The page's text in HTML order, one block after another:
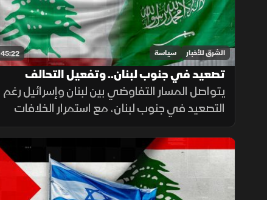
45:22 الشرق للأخبار سياسة
تصعيد في جنوب لبنان.. وتفعيل التحالف
البحري في السعودية
يتواصل المسار التفاوضي بين لبنان وإسرائيل رغم
التصعيد في جنوب لبنان، مع استمرار الخلافات
حول الملفات الأمنية والحدودية، بالتزامن مع بدء
تفعيل التحالف البحري في السعودية لتعزيز أمن
الملاحة.